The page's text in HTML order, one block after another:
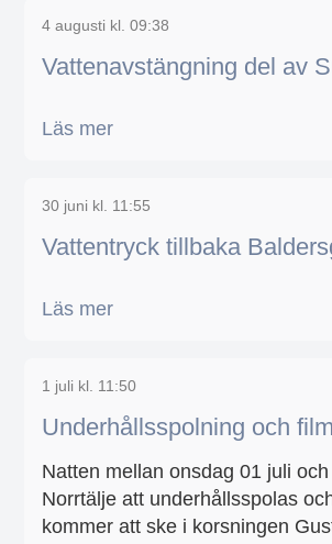
4 augusti kl. 09:38
Vattenavstängning del av
Läs mer
30 juni kl. 11:55
Vattentryck tillbaka
Läs mer
1 juli kl. 11:50
Underhållsspolning och
Natten mellan onsdag 01 juli
Norrtälje att underhållsspolas
kommer att ske i korsningen